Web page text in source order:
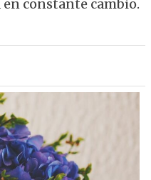
en constante cambio.